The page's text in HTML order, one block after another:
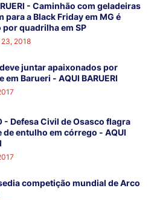
- Caminhão com geladeiras
para a Black Friday em MG é
quadrilha em SP
2018
juntar apaixonados por
em Barueri - AQUI BARUERI
- Defesa Civil de Osasco flagra
de entulho em córrego - AQUI
competição mundial de Arco